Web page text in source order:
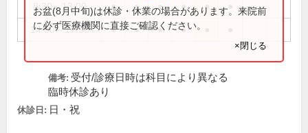
8:30～13:00 ● ● ● ● ●
14:00～17:30 ● ● ● ●
お盆(8月中旬)は休診・休業の場合があります。来院前
に必ず医療機関に直接ご確認ください。
×閉じる
備考: 受付/診療日時は科目により異なる
臨時休診あり
休診日: 日・祝